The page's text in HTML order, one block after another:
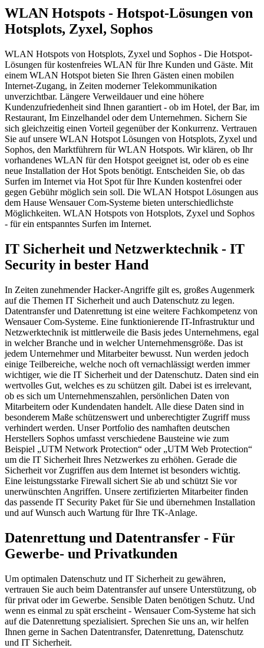
WLAN Hotspots - Hotspot-Lösungen von
Hotsplots, Zyxel, Sophos
WLAN Hotspots von Hotsplots, Zyxel und Sophos - Die Hotspot-
Lösungen für kostenfreies WLAN für Ihre Kunden und Gäste. Mit
einem WLAN Hotspot bieten Sie Ihren Gästen einen mobilen
Internet-Zugang, in Zeiten moderner Telekommunikation
unverzichtbar. Längere Verweildauer und eine höhere
Kundenzufriedenheit sind Ihnen garantiert - ob im Hotel, der Bar, im
Restaurant, Im Einzelhandel oder dem Unternehmen. Sichern Sie
sich gleichzeitig einen Vorteil gegenüber der Konkurrenz. Vertrauen
Sie auf unsere WLAN Hotspot Lösungen von Hotsplots, Zyxel und
Sophos, den Marktführern für WLAN Hotspots. Wir klären, ob Ihr
vorhandenes WLAN für den Hotspot geeignet ist, oder ob es eine
neue Installation der Hot Spots benötigt. Entscheiden Sie, ob das
Surfen im Internet via Hot Spot für Ihre Kunden kostenfrei oder
gegen Gebühr möglich sein soll. Die WLAN Hotspot Lösungen aus
dem Hause Wensauer Com-Systeme bieten unterschiedlichste
Möglichkeiten. WLAN Hotspots von Hotsplots, Zyxel und Sophos
- für ein entspanntes Surfen im Internet.
IT Sicherheit und Netzwerktechnik - IT
Security in bester Hand
In Zeiten zunehmender Hacker-Angriffe gilt es, großes Augenmerk
auf die Themen IT Sicherheit und auch Datenschutz zu legen.
Datentransfer und Datenrettung ist eine weitere Fachkompetenz von
Wensauer Com-Systeme. Eine funktionierende IT-Infrastruktur und
Netzwerktechnik ist mittlerweile die Basis jedes Unternehmens, egal
in welcher Branche und in welcher Unternehmensgröße. Das ist
jedem Unternehmer und Mitarbeiter bewusst. Nun werden jedoch
einige Teilbereiche, welche noch oft vernachlässigt werden immer
wichtiger, wie die IT Sicherheit und der Datenschutz. Daten sind ein
wertvolles Gut, welches es zu schützen gilt. Dabei ist es irrelevant,
ob es sich um Unternehmenszahlen, persönlichen Daten von
Mitarbeitern oder Kundendaten handelt. Alle diese Daten sind in
besonderem Maße schützenswert und unberechtigter Zugriff muss
verhindert werden. Unser Portfolio des namhaften deutschen
Herstellers Sophos umfasst verschiedene Bausteine wie zum
Beispiel „UTM Network Protection“ oder „UTM Web Protection“
um die IT Sicherheit Ihres Netzwerkes zu erhöhen. Gerade die
Sicherheit vor Zugriffen aus dem Internet ist besonders wichtig.
Eine leistungsstarke Firewall sichert Sie ab und schützt Sie vor
unerwünschten Angriffen. Unsere zertifizierten Mitarbeiter finden
das passende IT Security Paket für Sie und übernehmen Installation
und auf Wunsch auch Wartung für Ihre TK-Anlage.
Datenrettung und Datentransfer - Für
Gewerbe- und Privatkunden
Um optimalen Datenschutz und IT Sicherheit zu gewähren,
vertrauen Sie auch beim Datentransfer auf unsere Unterstützung, ob
für privat oder im Gewerbe. Sensible Daten benötigen Schutz. Und
wenn es einmal zu spät erscheint - Wensauer Com-Systeme hat sich
auf die Datenrettung spezialisiert. Sprechen Sie uns an, wir helfen
Ihnen gerne in Sachen Datentransfer, Datenrettung, Datenschutz
und IT Sicherheit.